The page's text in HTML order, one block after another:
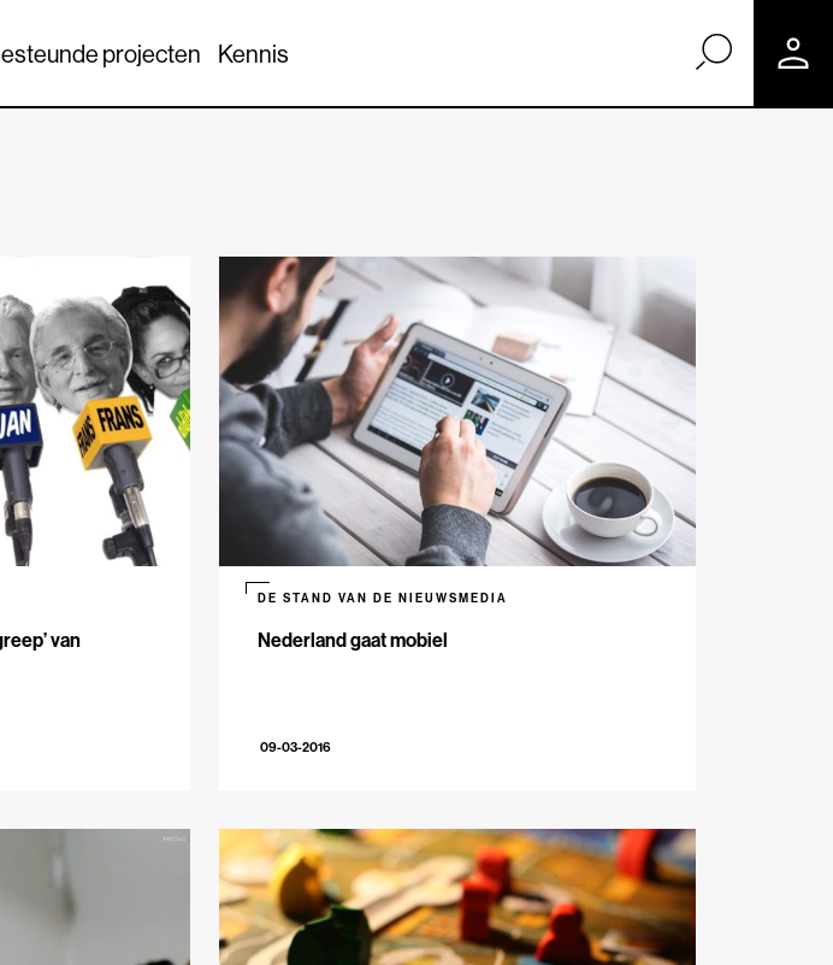
projecten Kennis
van
Nederland gaat mobiel
DE STAND VAN DE NIEUWSMEDIA
09-03-2016